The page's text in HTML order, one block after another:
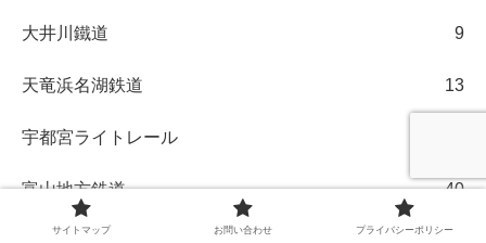
大井川鐵道 9
天竜浜名湖鉄道 13
宇都宮ライトレール
富山地方鉄道 40
サイトマップ お問い合わせ プライバシーポリシー